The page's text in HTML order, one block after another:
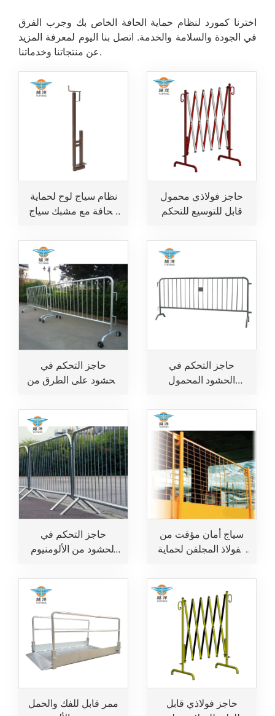
اخترنا كمورد لنظام حماية الحافة الخاص بك وجرب الفرق
في الجودة والسلامة والخدمة. اتصل بنا اليوم لمعرفة المزيد
عن منتجاتنا وخدماتنا.
نظام سياج لوح لحماية
الحافة مع مشبك سياج
حاجز فولاذي محمول
قابل للتوسيع للتحكم
سلامة حركة المرور
على الطرق
حاجز التحكم في
الحشود على الطرق من
للفعاليات
حاجز التحكم في
الحشود المحمول
حاجز التحكم في
الحشود من الألومنيوم
سياج أمان مؤقت من
الفولاذ المجلفن لحماية
ممر قابل للفك والحمل
حاجز فولاذي قابل